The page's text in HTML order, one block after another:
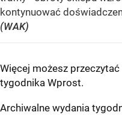
kontynuować
(WAK)
Więcej możesz przeczytać
tygodnika Wprost.
Archiwalne wydania